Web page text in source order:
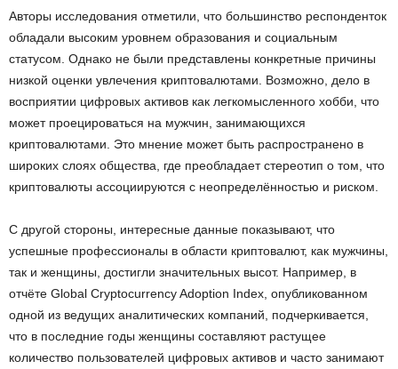
Авторы исследования отметили, что большинство респонденток
обладали высоким уровнем образования и социальным
статусом. Однако не были представлены конкретные причины
низкой оценки увлечения криптовалютами. Возможно, дело в
восприятии цифровых активов как легкомысленного хобби, что
может проецироваться на мужчин, занимающихся
криптовалютами. Это мнение может быть распространено в
широких слоях общества, где преобладает стереотип о том, что
криптовалюты ассоциируются с неопределённостью и риском.
С другой стороны, интересные данные показывают, что
успешные профессионалы в области криптовалют, как мужчины,
так и женщины, достигли значительных высот. Например, в
отчёте Global Cryptocurrency Adoption Index, опубликованном
одной из ведущих аналитических компаний, подчеркивается,
что в последние годы женщины составляют растущее
количество пользователей цифровых активов и часто занимают